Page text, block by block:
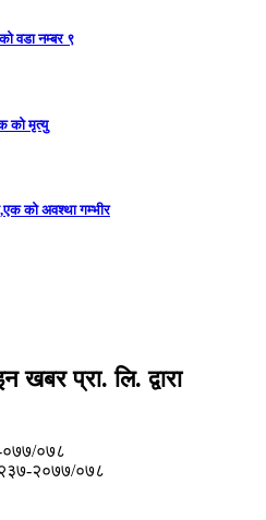
वडा नम्बर ९
को मृत्यु
को अवश्था गम्भीर
खबर प्रा. लि. द्वारा
०७७/०७८
२०७७/०७८